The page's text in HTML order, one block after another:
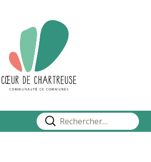
Rechercher :